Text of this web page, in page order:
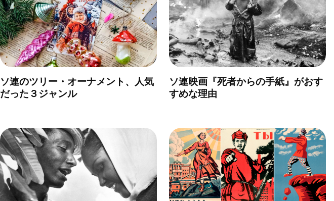
ソ連のツリー・オーナメント、人気
だった３ジャンル
ソ連映画『死者からの手紙』がおす
すめな理由